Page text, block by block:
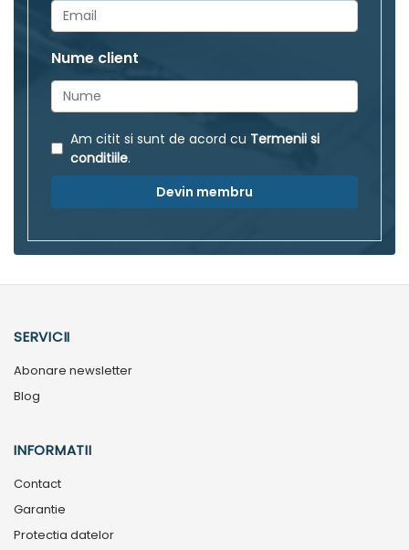
Nume client
Am citit si sunt de acord cu Termenii si
conditiile.
Devin membru
SERVICII
Abonare newsletter
Blog
INFORMATII
Contact
Garantie
Protectia datelor